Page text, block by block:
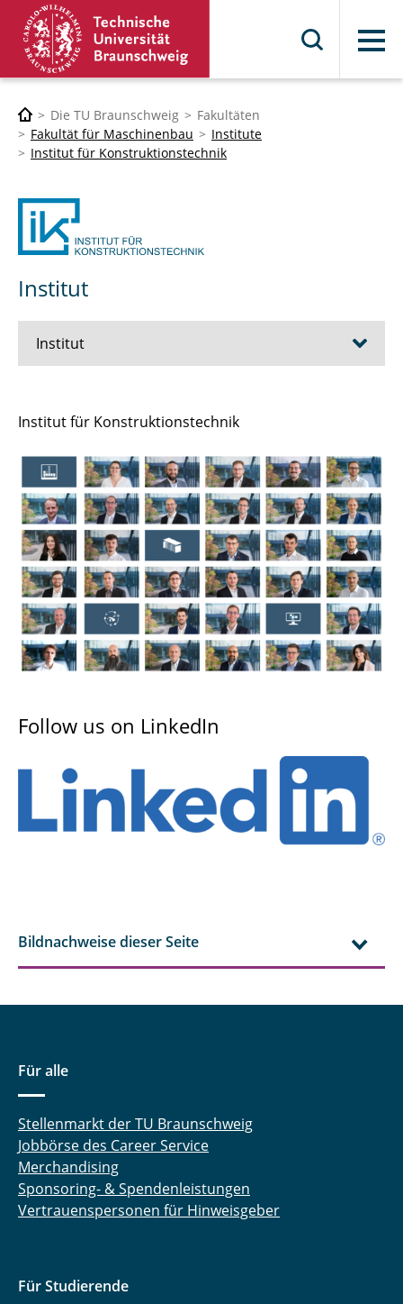
Menü
Die TU Braunschweig
Fakultäten
Fakultät für Maschinenbau
Institute
Institut für Konstruktionstechnik
Institut
Institut
Das IK im NFF
Ausstattung
Geschichte
Institut für Konstruktionstechnik
Follow us on LinkedIn
Bildnachweise dieser Seite
Für alle
Stellenmarkt der TU Braunschweig
Jobbörse des Career Service
Merchandising
Sponsoring- & Spendenleistungen
Vertrauenspersonen für Hinweisgeber
Für Studierende